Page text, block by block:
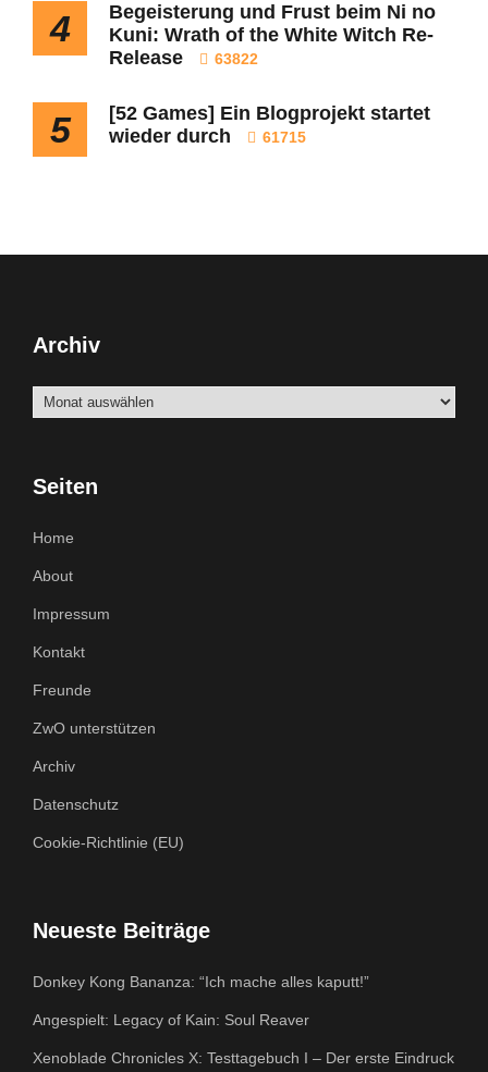
4
Begeisterung und Frust beim Ni no
Kuni: Wrath of the White Witch Re-
Release
63822
5
[52 Games] Ein Blogprojekt startet
wieder durch
61715
Archiv
Archiv
Seiten
Home
About
Impressum
Kontakt
Freunde
ZwO unterstützen
Archiv
Datenschutz
Cookie-Richtlinie (EU)
Neueste Beiträge
Donkey Kong Bananza: “Ich mache alles kaputt!”
Angespielt: Legacy of Kain: Soul Reaver
Xenoblade Chronicles X: Testtagebuch I – Der erste Eindruck